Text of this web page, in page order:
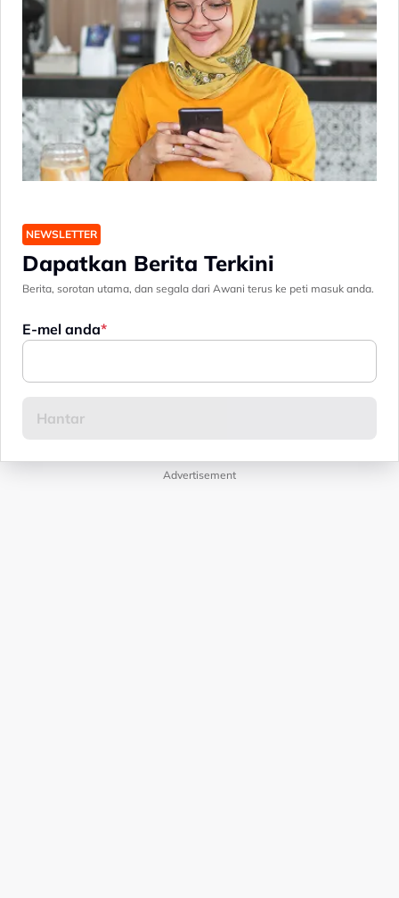
NEWSLETTER
Dapatkan Berita Terkini
Berita, sorotan utama, dan segala dari Awani terus ke peti masuk anda.
E-mel anda
Advertisement